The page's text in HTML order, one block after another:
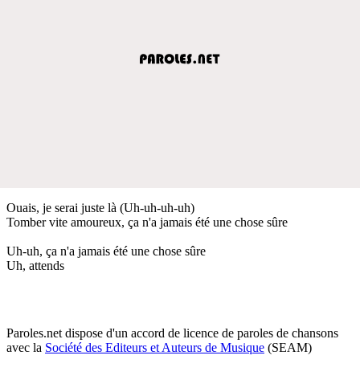
Ouais, je serai juste là (Uh-uh-uh-uh)
Tomber vite amoureux, ça n'a jamais été une chose sûre
Uh-uh, ça n'a jamais été une chose sûre
Uh, attends
Paroles.net dispose d'un accord de licence de paroles de chansons
avec la Société des Editeurs et Auteurs de Musique (SEAM)